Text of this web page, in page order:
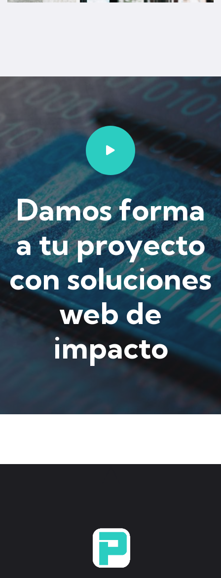
Damos forma
a tu proyecto
con soluciones
web de
impacto